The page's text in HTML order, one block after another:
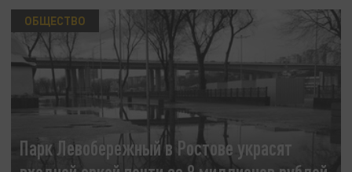
Парк Левобережный в Ростове украсят
ОБЩЕСТВО